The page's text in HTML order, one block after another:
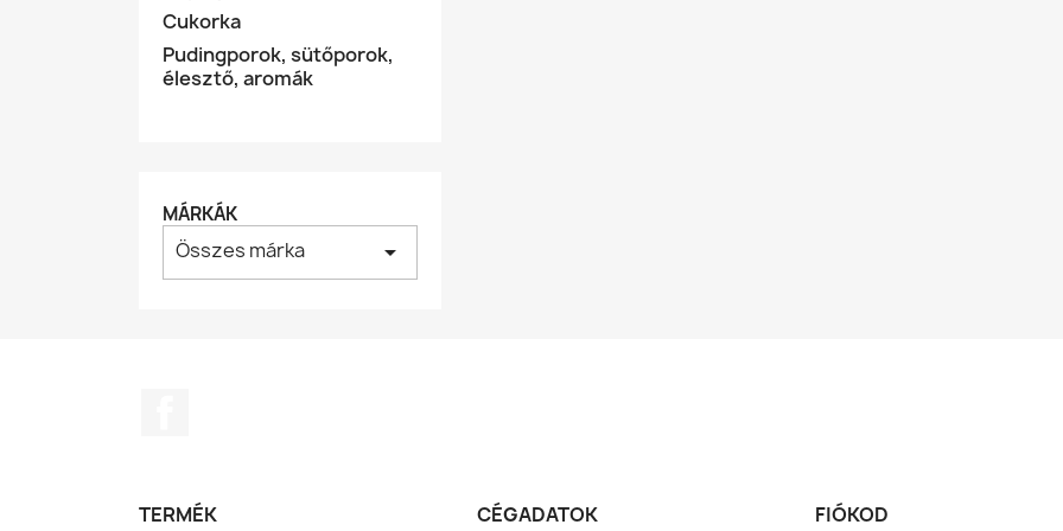
Cukorka
Pudingporok, sütőporok,
élesztő, aromák
MÁRKÁK
Összes márka arrow_drop_down
TERMÉK CÉGADATOK FIÓKOD